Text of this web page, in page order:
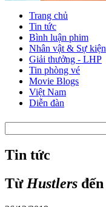
Trang chủ
Tin tức
Bình luận phim
Nhân vật & Sự kiện
Giải thưởng - LHP
Tin phòng vé
Movie Blogs
Việt Nam
Diễn đàn
Tin tức
Từ Hustlers đến